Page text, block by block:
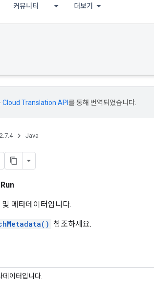
커뮤니티 더보기
Cloud Translation API 를 통해 번역되었습니다.
Java
메타데이터입니다.
참조하세요.
이터입니다.